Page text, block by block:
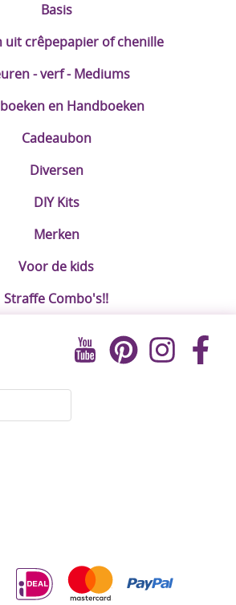
Basis
uit crêpepapier of chenille
- verf - Mediums
en Handboeken
Cadeaubon
Diversen
DIY Kits
Merken
Voor de kids
Straffe Combo's!!